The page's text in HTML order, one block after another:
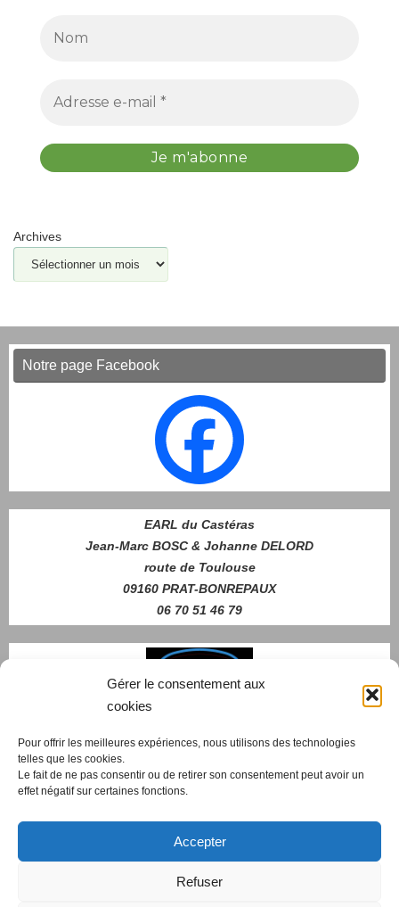
Gérer le consentement aux
cookies
Pour offrir les meilleures expériences, nous utilisons des technologies
telles que les cookies.
Le fait de ne pas consentir ou de retirer son consentement peut avoir un
effet négatif sur certaines fonctions.
Accepter
Refuser
Archives
Notre page Facebook
EARL du Castéras
Jean-Marc BOSC & Johanne DELORD
route de Toulouse
09160 PRAT-BONREPAUX
06 70 51 46 79
Création et Gestion de Sites sous WordPress